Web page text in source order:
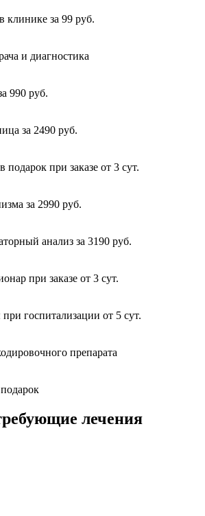
в клинике за 99 руб.
и диагностика
990 руб.
за 2490 руб.
в подарок при заказе от 3 сут.
за 2990 руб.
анализ за 3190 руб.
при заказе от 3 сут.
при госпитализации от 5 сут.
препарата
лечения